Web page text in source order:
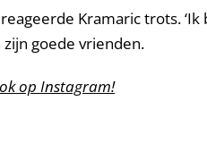
Kramaric trots.
zijn goede vrienden.
op Instagram!